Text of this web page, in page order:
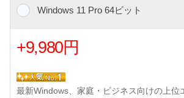
Windows 11 Pro 64ビット
+9,980円
最新Windows、家庭・ビジネス向けの上位